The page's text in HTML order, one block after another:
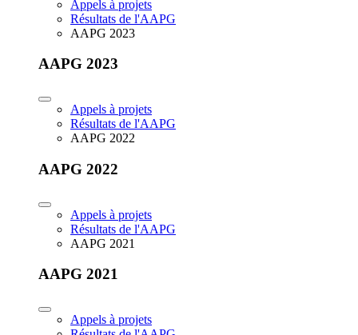
Appels à projets
Résultats de l'AAPG
AAPG 2023
AAPG 2023
Appels à projets
Résultats de l'AAPG
AAPG 2022
AAPG 2022
Appels à projets
Résultats de l'AAPG
AAPG 2021
AAPG 2021
Appels à projets